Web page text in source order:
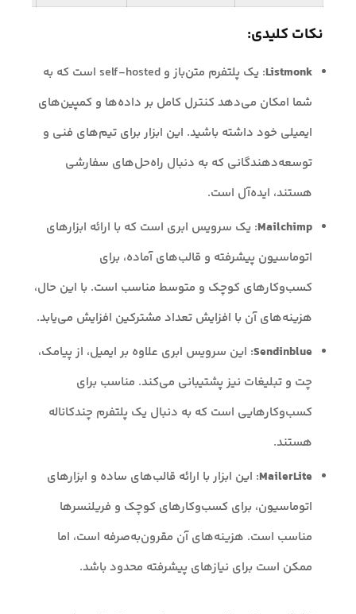
نکات کلیدی:
Listmonk
: یک پلتفرم متن‌باز و self-hosted است که به
شما امکان می‌دهد کنترل کامل بر داده‌ها و کمپین‌های
ایمیلی خود داشته باشید. این ابزار برای تیم‌های فنی و
توسعه‌دهندگانی که به دنبال راه‌حل‌های سفارشی
هستند، ایده‌آل است.
Mailchimp: یک سرویس ابری است که با ارائه ابزارهای
اتوماسیون پیشرفته و قالب‌های آماده، برای
کسب‌وکارهای کوچک و متوسط مناسب است. با این حال،
هزینه‌های آن با افزایش تعداد مشترکین افزایش می‌یابد.
Sendinblue: این سرویس ابری علاوه بر ایمیل، از پیامک،
چت و تبلیغات نیز پشتیبانی می‌کند. مناسب برای
کسب‌وکارهایی است که به دنبال یک پلتفرم چندکاناله
هستند.
MailerLite: این ابزار با ارائه قالب‌های ساده و ابزارهای
اتوماسیون، برای کسب‌وکارهای کوچک و فریلنسرها
مناسب است. هزینه‌های آن مقرون‌به‌صرفه است، اما
ممکن است برای نیازهای پیشرفته محدود باشد.